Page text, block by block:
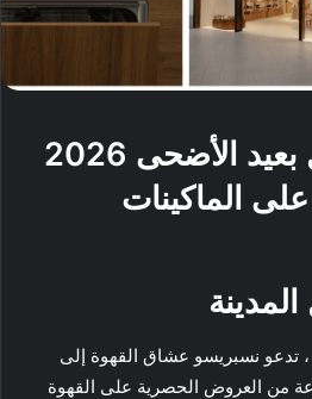
نسبريسو تحتفل بعيد الأضحى 2026
الماكينات
نسبريسو عشاق القهوة إلى
من العروض الحصرية على القهوة